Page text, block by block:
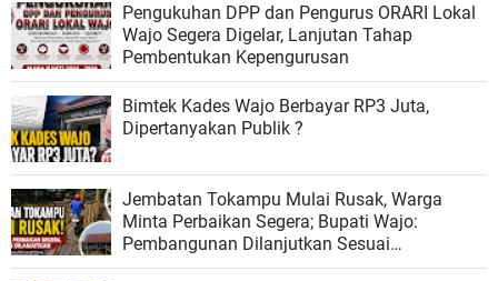
Pengukuhan DPP dan Pengurus ORARI Lokal
Wajo Segera Digelar, Lanjutan Tahap
Pembentukan Kepengurusan
Bimtek Kades Wajo Berbayar RP3 Juta,
Dipertanyakan Publik ?
Jembatan Tokampu Mulai Rusak, Warga
Minta Perbaikan Segera; Bupati Wajo:
Pembangunan Dilanjutkan Sesuai
Kemampuan Anggaran